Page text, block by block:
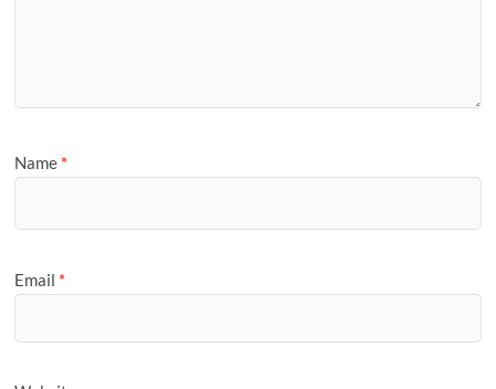
Name *
Email *